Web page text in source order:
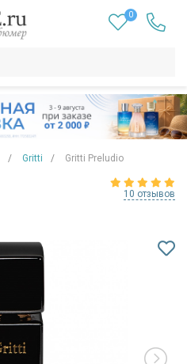
0
Gritti Gritti Preludio
10 отзывов